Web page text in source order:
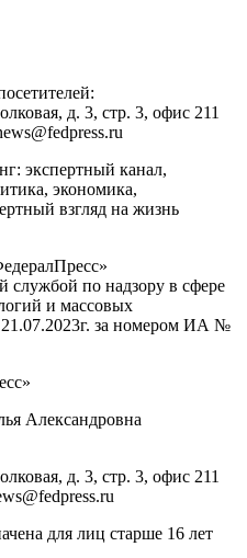
д. 3, стр. 3, офис 211
экспертный канал,
экономика,
взгляд на жизнь
службой по надзору в сфере
и массовых
за номером ИА №
Александровна
д. 3, стр. 3, офис 211
для лиц старше 16 лет